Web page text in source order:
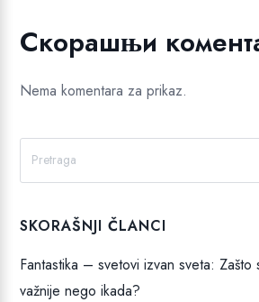
Скорашњи
Nema komentara za prikaz.
SKORAŠNJI ČLANCI
Fantastika – svetovi izvan sveta: Zašto
važnije nego ikada?